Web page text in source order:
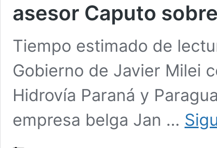
asesor Caputo
Tiempo estimado de
Gobierno de Javier Milei
Hidrovía Paraná y
empresa belga Jan …